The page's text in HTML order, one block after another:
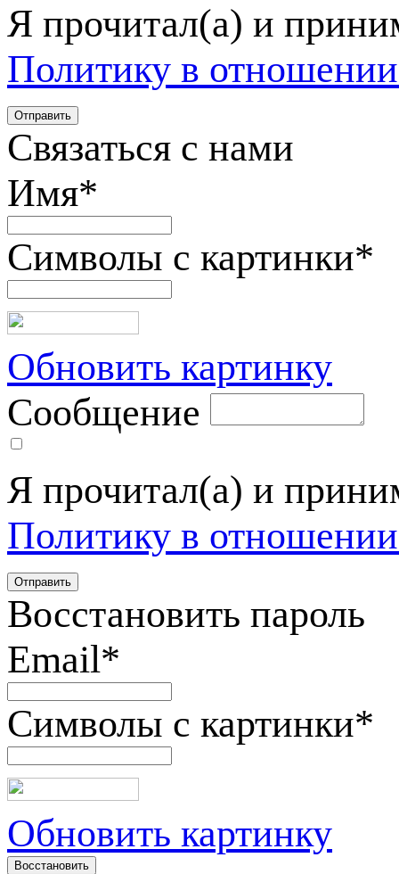
Я прочитал(а) и
Политику в
Связаться с нами
Имя*
Символы с картинки*
Обновить картинку
Сообщение
Я прочитал(а) и
Политику в
Восстановить пароль
Email*
Символы с картинки*
Обновить картинку